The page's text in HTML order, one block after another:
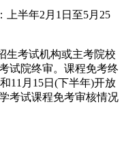
半年2月1日至5月25
考试机构或主考院校
试院终审。课程免考终
11月15日(下半年)开放
考试课程免考审核情况